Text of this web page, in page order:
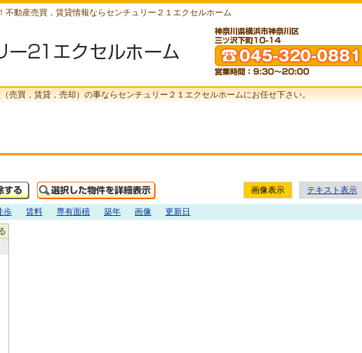
動産売買，賃貸情報ならセンチュリー２１エクセルホーム
売買，賃貸，売却）の事ならセンチュリー２１エクセルホームにお任せ下さい。
画像表示 テキスト表示
歩 賃料 専有面積 築年 画像 更新日